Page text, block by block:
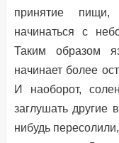
принятие пищи,
начинаться с
Таким образом
начинает более
И наоборот,
заглушать другие
нибудь